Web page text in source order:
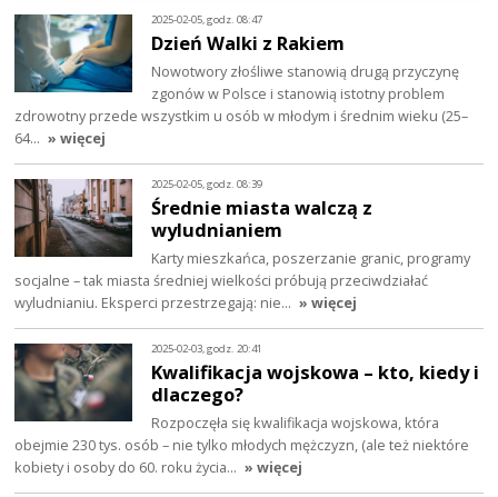
2025-02-05, godz. 08:47
Dzień Walki z Rakiem
Nowotwory złośliwe stanowią drugą przyczynę
zgonów w Polsce i stanowią istotny problem
zdrowotny przede wszystkim u osób w młodym i średnim wieku (25–
64… » więcej
2025-02-05, godz. 08:39
Średnie miasta walczą z
wyludnianiem
Karty mieszkańca, poszerzanie granic, programy
socjalne – tak miasta średniej wielkości próbują przeciwdziałać
wyludnianiu. Eksperci przestrzegają: nie… » więcej
2025-02-03, godz. 20:41
Kwalifikacja wojskowa – kto, kiedy i
dlaczego?
Rozpoczęła się kwalifikacja wojskowa, która
obejmie 230 tys. osób – nie tylko młodych mężczyzn, (ale też niektóre
kobiety i osoby do 60. roku życia… » więcej